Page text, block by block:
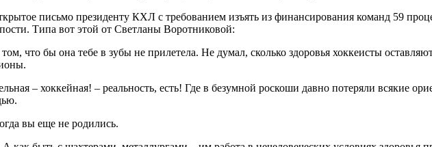
письмо президенту КХЛ с требованием изъять из финансирования команд 59
Типа вот этой от Светланы Воротниковой:
что бы она тебе в зубы не прилетела. Не думал, сколько здоровья хоккеисты
– хоккейная! – реальность, есть! Где в безумной роскоши давно потеряли всякие
вы еще не родились.